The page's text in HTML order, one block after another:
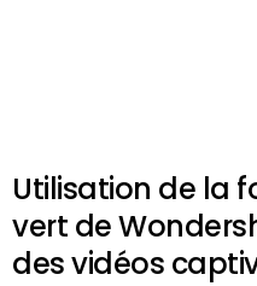
Utilisation de la
vert de
des vidéos